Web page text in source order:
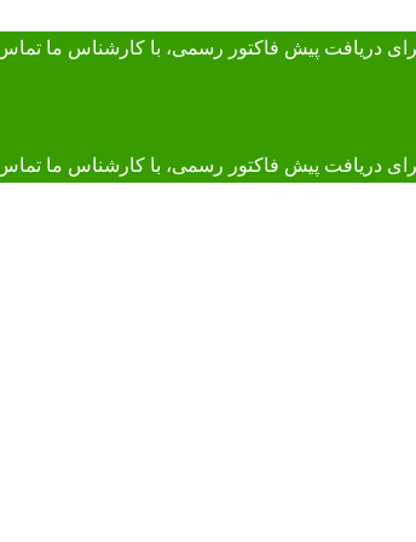
دریافت پیش فاکتور رسمی، با کارشناس ما تماس
پیش فاکتور رسمی، با کارشناس ما تماس بگیرید.